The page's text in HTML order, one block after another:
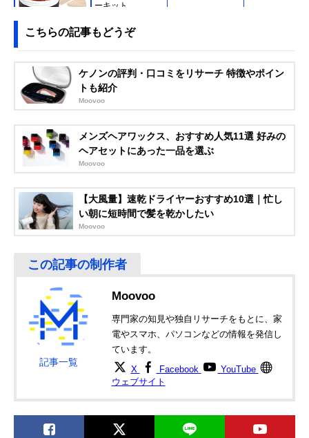
Amazonで見る
ーキット
Amazonで見る
ジリアンワックス
コンプリートセッ
ト
にも対応する粘度
クラシエホームプ
ニーワックス脱毛
Amazonで見る
武内製薬 REPICA
アイブロー・フェ
ワックス
Amazonで見る
ゴッソ(GOSSO)
ブラジリアンワッ
クス鼻毛脱毛3回
分キット
手軽に身だしなみ
を整えよう！
3回分
トリコインダスト
リーズ アイビル
リピーター向きの
2.5g×12袋
こちらの記事もどうぞ
ケノンの評判・口コミをリサーチ 特徴やポイン
トも紹介
Moovoo
メンズヘアワックス、おすすめ人気11選 好みの
ヘアセットにあった一品を選ぶ
Moovoo
【大風量】速乾ドライヤーおすすめ10選｜忙し
い朝に短時間で髪を乾かしたい
Moovoo
記事一覧
Moovoo
専門家の知見や独自リサーチをもとに、家
電やスマホ、パソコンなどの情報を発信し
ています。
X Facebook
YouTube
ウェブサイト